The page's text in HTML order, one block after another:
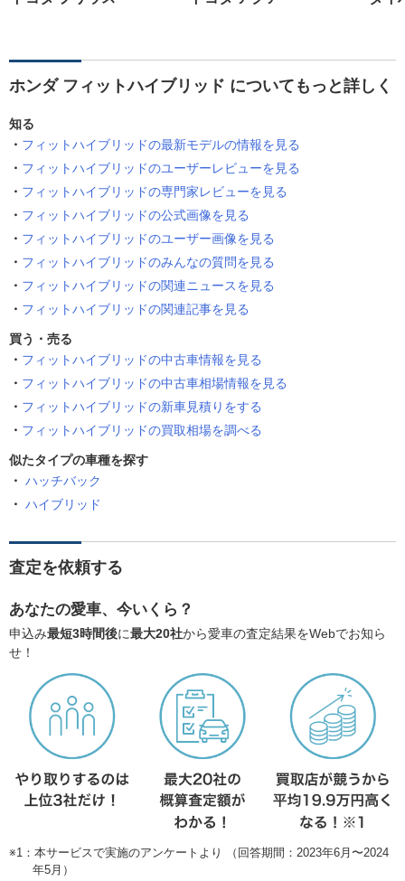
ホンダ フィットハイブリッド についてもっと詳しく
知る
フィットハイブリッドの最新モデルの情報を見る
フィットハイブリッドのユーザーレビューを見る
フィットハイブリッドの専門家レビューを見る
フィットハイブリッドの公式画像を見る
フィットハイブリッドのユーザー画像を見る
フィットハイブリッドのみんなの質問を見る
フィットハイブリッドの関連ニュースを見る
フィットハイブリッドの関連記事を見る
買う・売る
フィットハイブリッドの中古車情報を見る
フィットハイブリッドの中古車相場情報を見る
フィットハイブリッドの新車見積りをする
フィットハイブリッドの買取相場を調べる
似たタイプの車種を探す
ハッチバック
ハイブリッド
査定を依頼する
あなたの愛車、今いくら？
申込み最短3時間後に最大20社から愛車の査定結果をWebでお知ら
せ！
※1：本サービスで実施のアンケートより （回答期間：2023年6月〜2024
年5月）